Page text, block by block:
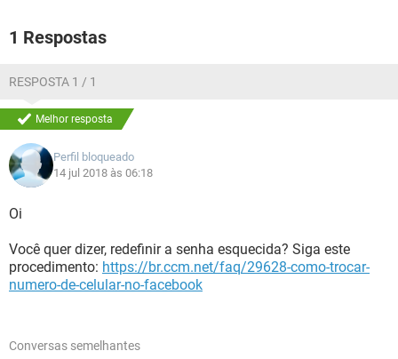
1 Respostas
RESPOSTA 1 / 1
Melhor resposta
Perfil bloqueado
14 jul 2018 às 06:18
Oi
Você quer dizer, redefinir a senha esquecida? Siga este
procedimento: https://br.ccm.net/faq/29628-como-trocar-
numero-de-celular-no-facebook
Conversas semelhantes